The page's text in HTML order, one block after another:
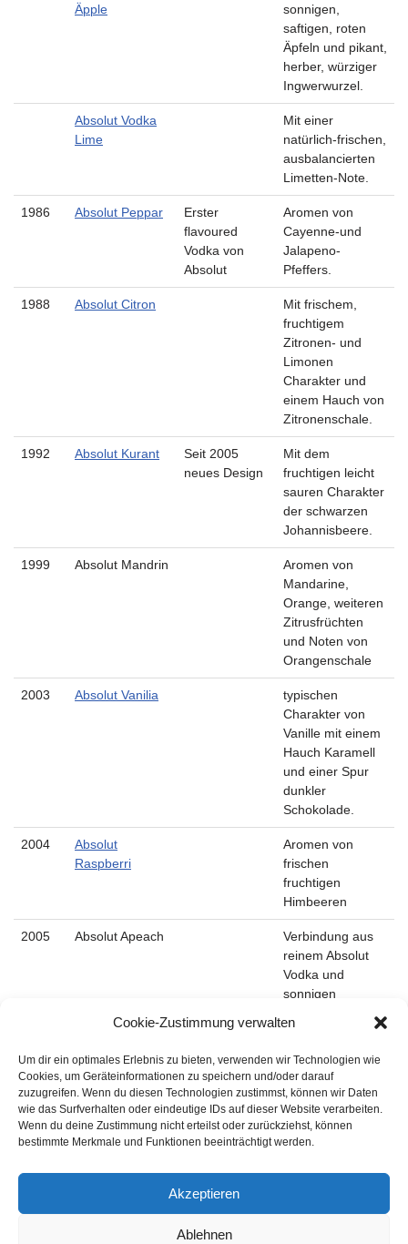
Cookie-Zustimmung verwalten
Um dir ein optimales Erlebnis zu bieten, verwenden wir Technologien wie
Cookies, um Geräteinformationen zu speichern und/oder darauf
zuzugreifen. Wenn du diesen Technologien zustimmst, können wir Daten
wie das Surfverhalten oder eindeutige IDs auf dieser Website verarbeiten.
Wenn du deine Zustimmung nicht erteilst oder zurückziehst, können
bestimmte Merkmale und Funktionen beeinträchtigt werden.
Akzeptieren
Ablehnen
Äpple
sonnigen,
saftigen, roten
Äpfeln und pikant,
herber, würziger
Ingwerwurzel.
Absolut Vodka
Lime
Mit einer
natürlich-frischen,
ausbalancierten
Limetten-Note.
1986 Absolut Peppar
Erster
flavoured
Vodka von
Absolut
Aromen von
Cayenne-und
Jalapeno-
Pfeffers.
1988 Absolut Citron
Mit frischem,
fruchtigem
Zitronen- und
Limonen
Charakter und
einem Hauch von
Zitronenschale.
1992 Absolut Kurant
Seit 2005
neues Design
Mit dem
fruchtigen leicht
sauren Charakter
der schwarzen
Johannisbeere.
1999 Absolut Mandrin
Aromen von
Mandarine,
Orange, weiteren
Zitrusfrüchten
und Noten von
Orangenschale
2003 Absolut Vanilia
typischen
Charakter von
Vanille mit einem
Hauch Karamell
und einer Spur
dunkler
Schokolade.
2004
Absolut
Raspberri
Aromen von
frischen
fruchtigen
Himbeeren
2005 Absolut Apeach
Verbindung aus
reinem Absolut
Vodka und
sonnigen
Red
erquickenden
Aromen von
saftigen
Grapefruits